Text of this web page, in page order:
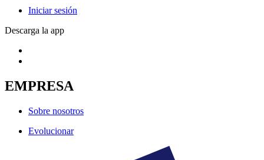
Iniciar sesión
Descarga la app
EMPRESA
Sobre nosotros
Evolucionar